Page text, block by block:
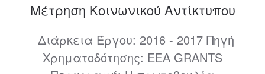
Μέτρηση Κοινωνικού Αντίκτυπου
Διάρκεια Έργου: 2016 - 2017 Πηγή
Χρηματοδότησης: ΕΕΑ GRANTS